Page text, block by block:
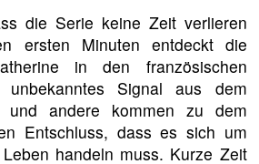
die Serie keine Zeit verlieren
ersten Minuten entdeckt die
in den französischen
Signal aus dem
und andere kommen zu dem
Entschluss, dass es sich um
handeln muss. Kurze Zeit